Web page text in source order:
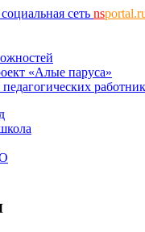
сеть ns
«Алые паруса»
педагогических